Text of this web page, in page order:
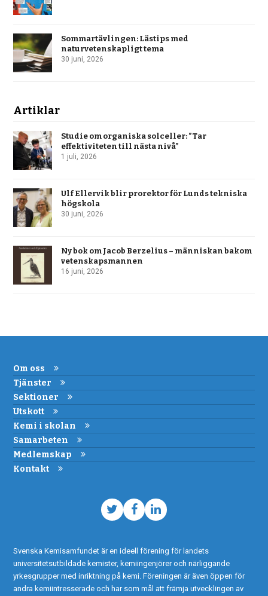
Sommartävlingen: Lästips med
naturvetenskapligt tema
30 juni, 2026
Artiklar
Studie om organiska solceller: ”Tar
effektiviteten till nästa nivå”
1 juli, 2026
Ulf Ellervik blir prorektor för Lunds tekniska
högskola
30 juni, 2026
Ny bok om Jacob Berzelius – människan bakom
vetenskapsmannen
16 juni, 2026
Om oss
Tjänster
Sektioner
Utskott
Kemi i skolan
Samarbeten
Medlemskap
Kontakt
TwitterFacebook
LinkedIn
Svenska Kemisamfundet är en ideell förening för landets
universitetsutbildade kemister, kemiingenjörer och närliggande
yrkesgrupper med inriktning på kemi. Föreningen är även öppen för
andra kemiintresserade och har som mål att främja utvecklingen av